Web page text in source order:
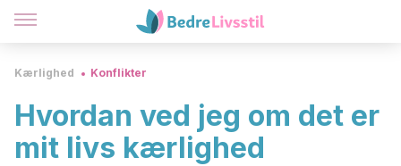
Kærlighed Konflikter
Hvordan ved jeg om det er
mit livs kærlighed